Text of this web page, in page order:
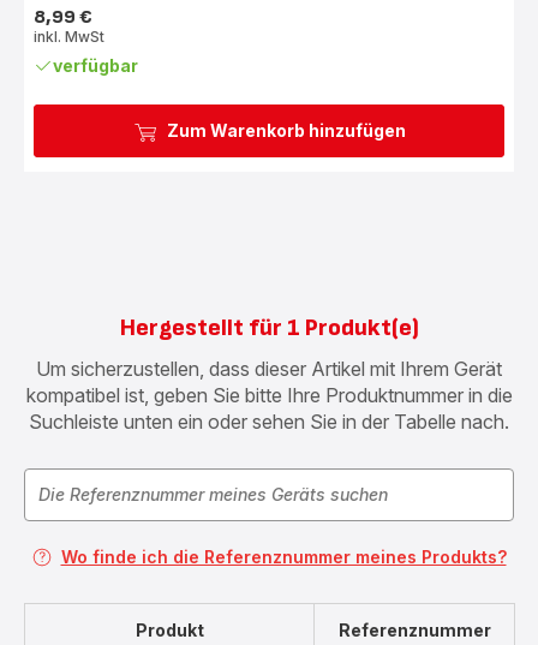
Zum Warenkorb hinzufügen
Preis
8,99 €
inkl. MwSt
verfügbar
Hergestellt für 1 Produkt(e)
Um sicherzustellen, dass dieser Artikel mit Ihrem Gerät
kompatibel ist, geben Sie bitte Ihre Produktnummer in die
Suchleiste unten ein oder sehen Sie in der Tabelle nach.
Wo finde ich die Referenznummer meines Produkts?
Produkt Referenznummer